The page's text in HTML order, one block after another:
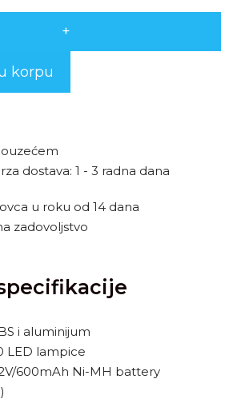
+
korpu
dostava: 1 - 3 radna dana
u roku od 14 dana
zadovoljstvo
i aluminijum
LED lampice
600mAh Ni-MH battery